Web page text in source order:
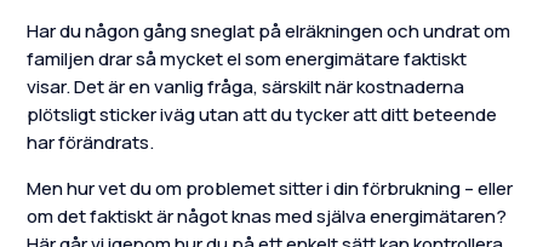
Har du någon gång sneglat på elräkningen och undrat om
familjen drar så mycket el som energimätare faktiskt
visar. Det är en vanlig fråga, särskilt när kostnaderna
plötsligt sticker iväg utan att du tycker att ditt beteende
har förändrats.
Men hur vet du om problemet sitter i din förbrukning – eller
om det faktiskt är något knas med själva energimätaren?